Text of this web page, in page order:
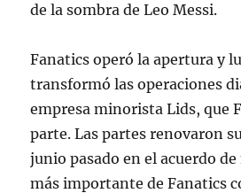
de la sombra de Leo Messi.
Fanatics operó la apertura y
transformó las operaciones
empresa minorista Lids, que
parte. Las partes renovaron
junio pasado en el acuerdo
más importante de Fanatics